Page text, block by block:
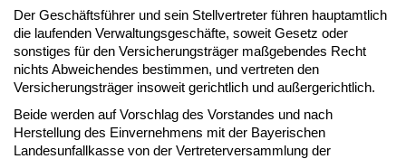
Der Geschäftsführer und sein Stellvertreter führen hauptamtlich
die laufenden Verwaltungsgeschäfte, soweit Gesetz oder
sonstiges für den Versicherungsträger maßgebendes Recht
nichts Abweichendes bestimmen, und vertreten den
Versicherungsträger insoweit gerichtlich und außergerichtlich.
Beide werden auf Vorschlag des Vorstandes und nach
Herstellung des Einvernehmens mit der Bayerischen
Landesunfallkasse von der Vertreterversammlung der